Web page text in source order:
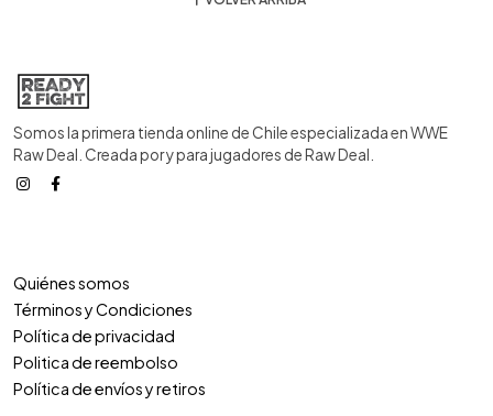
Somos la primera tienda online de Chile especializada en WWE
Raw Deal. Creada por y para jugadores de Raw Deal.
Quiénes somos
Términos y Condiciones
Política de privacidad
Politica de reembolso
Política de envíos y retiros